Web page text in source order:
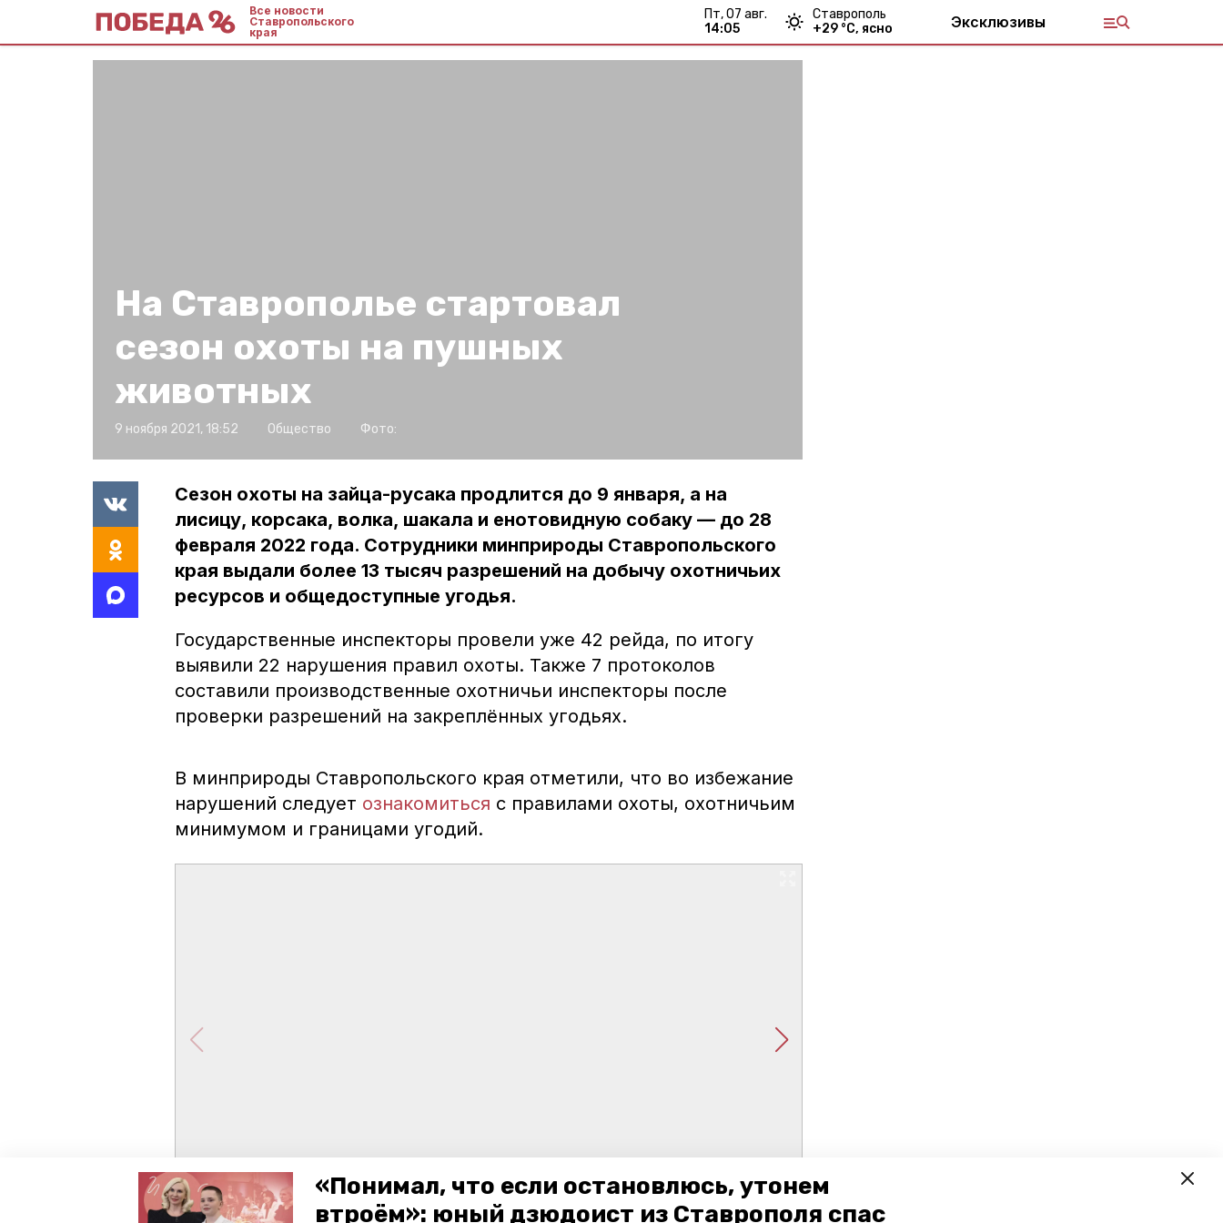
«Понимал, что если остановлюсь, утонем
втроём»: юный дзюдоист из Ставрополя спас
Все новости
Ставропольского
края
пт, 07 авг.
14:05
Ставрополь
+29 °С, ясно Эксклюзивы
На Ставрополье стартовал
сезон охоты на пушных
животных
9 ноября 2021, 18:52 Общество Фото:
Сезон охоты на зайца-русака продлится до 9 января, а на
лисицу, корсака, волка, шакала и енотовидную собаку — до 28
февраля 2022 года. Сотрудники минприроды Ставропольского
края выдали более 13 тысяч разрешений на добычу охотничьих
ресурсов и общедоступные угодья.
Государственные инспекторы провели уже 42 рейда, по итогу
выявили 22 нарушения правил охоты. Также 7 протоколов
составили производственные охотничьи инспекторы после
проверки разрешений на закреплённых угодьях.
В минприроды Ставропольского края отметили, что во избежание
нарушений следует ознакомиться с правилами охоты, охотничьим
минимумом и границами угодий.